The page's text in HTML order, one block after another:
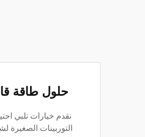
حلول طاقة
نقدم خيارات تلبي
التوربينات الصغيرة